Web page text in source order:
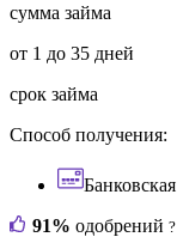
сумма займа
от 1 до 35 дней
срок займа
Способ получения:
91% одобрений ?